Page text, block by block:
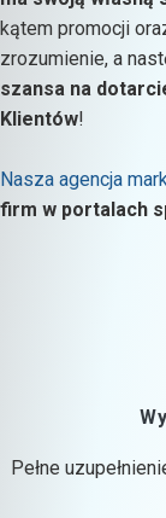
kątem promocji
zrozumienie, a
szansa na
Klientów!
Nasza agencja
firm w portalach
Pełne